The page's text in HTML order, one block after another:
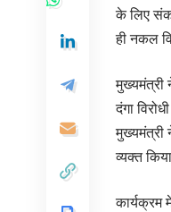
के लिए
ही नकल
मुख्यमंत्री
दंगा
मुख्यमंत्री
व्यक्त
कार्यक्रम